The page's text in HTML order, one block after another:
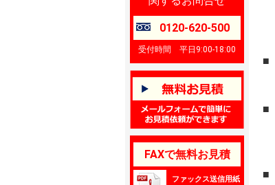
0120-620-500
受付時間 平日9:00-18:00
FAXで無料お見積
ファックス送信用紙
■
■
■